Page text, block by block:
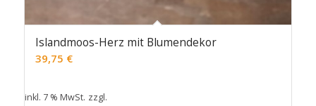
Islandmoos-Herz mit Blumendekor
39,75 €
inkl. 7 % MwSt. zzgl.